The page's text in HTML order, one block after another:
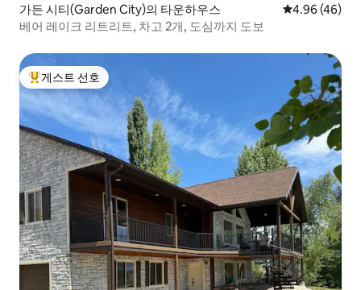
가든 시티(Garden City)의 타운하우스 평점 4.96점(5
4.96 (46)
베어 레이크 리트리트, 차고 2개, 도심까지 도보
상위 게스트 선호
게스트 선호